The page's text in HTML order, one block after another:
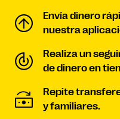
Envía dinero
nuestra
Realiza un
de dinero en
Repite
y familiares.